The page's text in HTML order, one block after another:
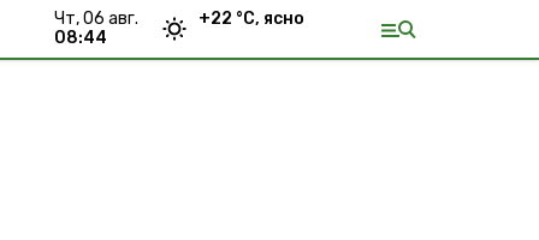
чт, 06 авг.
08:44
+22 °С, ясно